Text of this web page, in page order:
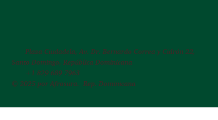
Plaza Ciudadela, Av. Dr. Bernardo Correa y Cidrón 22,
Santo Domingo, República Dominicana
+1 829 689 7963
© 2025 por Afrosura. Rep. Dominicana